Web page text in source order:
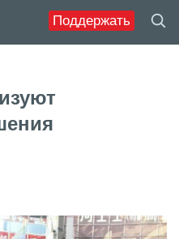
Поддержать